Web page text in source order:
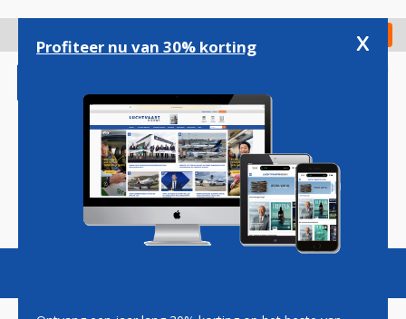
gaan
Check in
Magazine Podcasts Vacatures
Profiteer nu van 30% korting x